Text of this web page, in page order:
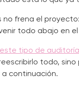
no frena el
todo abajo en
tipo de
todo,
continuación.